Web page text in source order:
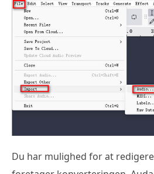
Du har mulighed for at